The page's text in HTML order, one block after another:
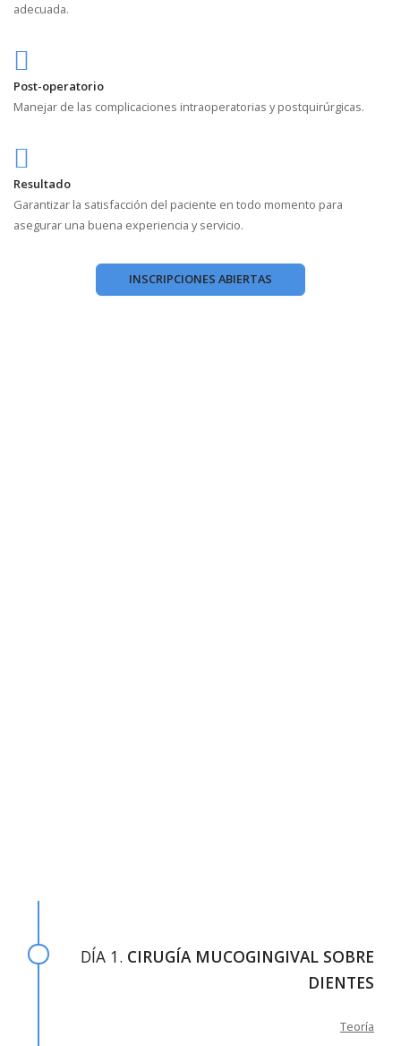
adecuada.
Post-operatorio
Manejar de las complicaciones intraoperatorias y postquirúrgicas.
Resultado
Garantizar la satisfacción del paciente en todo momento para
asegurar una buena experiencia y servicio.
INSCRIPCIONES ABIERTAS
DÍA 1. CIRUGÍA MUCOGINGIVAL SOBRE
DIENTES
Teoría